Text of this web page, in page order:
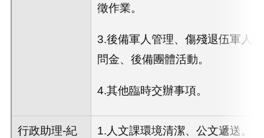
徵作業。
3.後備軍人管理、傷殘退伍軍人
問金、後備團體活動。
4.其他臨時交辦事項。
行政助理-紀
1.人文課環境清潔、公文遞送。